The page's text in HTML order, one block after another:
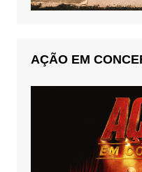
AÇÃO EM